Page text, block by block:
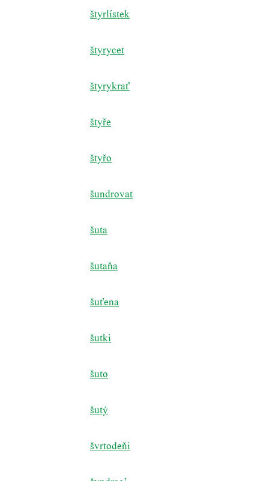
štyrlístek
štyrycet
štyrykrať
štyře
štyřo
šundrovat
šuta
šutaňa
šuťena
šutki
šuto
šutý
švrtodeňi